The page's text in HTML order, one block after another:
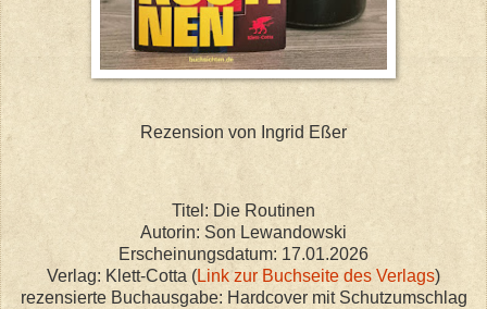
Rezension von Ingrid Eßer
Titel: Die Routinen
Autorin: Son Lewandowski
Erscheinungsdatum: 17.01.2026
Verlag: Klett-Cotta (Link zur Buchseite des Verlags)
rezensierte Buchausgabe: Hardcover mit Schutzumschlag